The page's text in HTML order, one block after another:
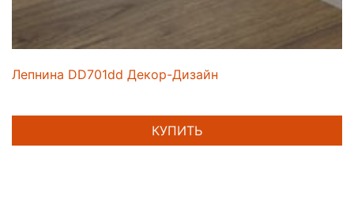
Лепнина DD701dd Декор-Дизайн
КУПИТЬ